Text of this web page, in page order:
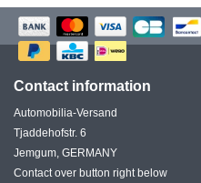
Contact information
Automobilia-Versand
Tjaddehofstr. 6
Jemgum, GERMANY
Contact over button right below